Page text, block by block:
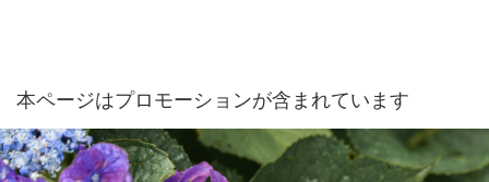
本ページはプロモーションが含まれています